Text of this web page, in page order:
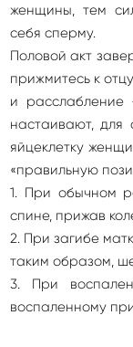
женщины, тем
себя сперму.
Половой акт
прижмитесь к
и расслабление
настаивают,
яйцеклетку
«правильную
1. При обычном
спине, прижав
2. При загибе
таким образом,
3. При
воспаленному